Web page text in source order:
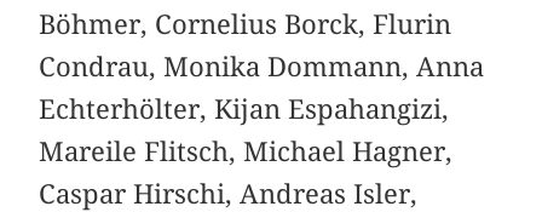
Böhmer, Cornelius Borck, Flurin
Condrau, Monika Dommann, Anna
Echterhölter, Kijan Espahangizi,
Mareile Flitsch, Michael Hagner,
Caspar Hirschi, Andreas Isler,